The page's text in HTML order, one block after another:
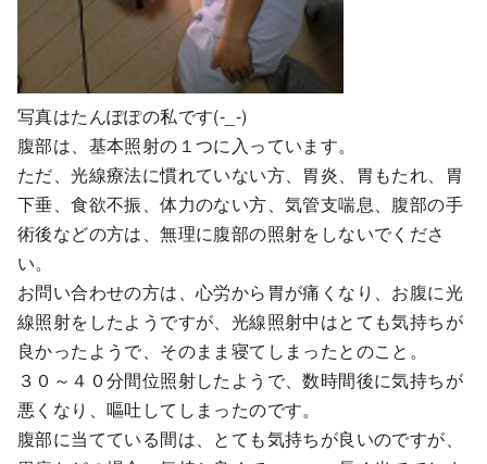
写真はたんぽぽの私です(-_-)
腹部は、基本照射の１つに入っています。
ただ、光線療法に慣れていない方、胃炎、胃もたれ、胃
下垂、食欲不振、体力のない方、気管支喘息、腹部の手
術後などの方は、無理に腹部の照射をしないでくださ
い。
お問い合わせの方は、心労から胃が痛くなり、お腹に光
線照射をしたようですが、光線照射中はとても気持ちが
良かったようで、そのまま寝てしまったとのこと。
３０～４０分間位照射したようで、数時間後に気持ちが
悪くなり、嘔吐してしまったのです。
腹部に当てている間は、とても気持ちが良いのですが、